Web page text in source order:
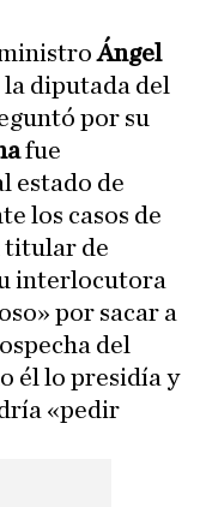
ministroÁngel
diputada del
por su
fue
estado de
los casos de
titular de
interlocutora
por sacar a
del
él lo presidía y
«pedir